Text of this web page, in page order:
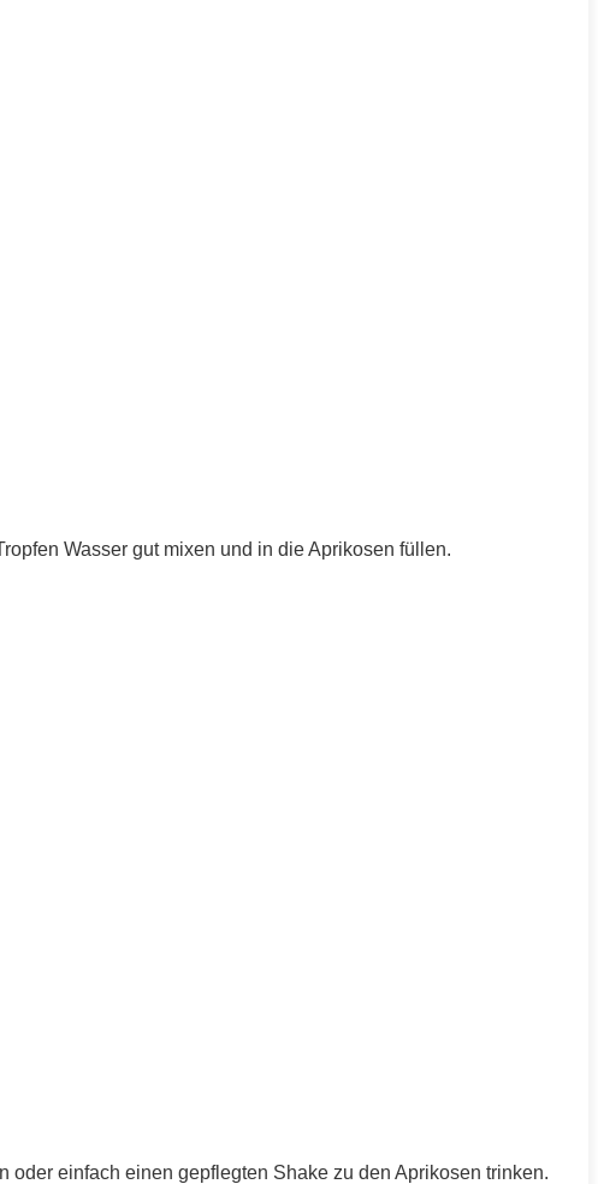
Wasser gut mixen und in die Aprikosen füllen.
einfach einen gepflegten Shake zu den Aprikosen trinken.